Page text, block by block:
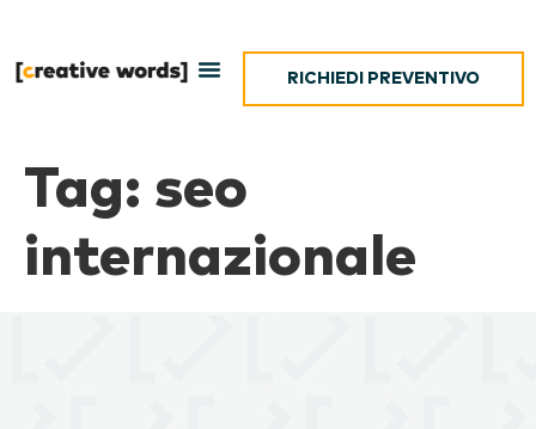
RICHIEDI PREVENTIVO
Tag: seo
internazionale